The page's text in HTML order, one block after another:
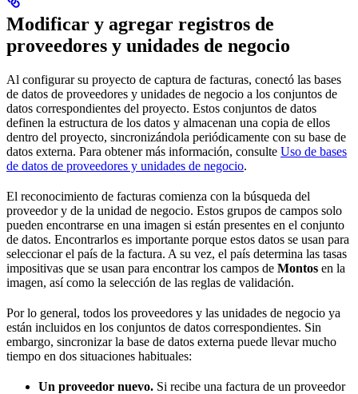
Modificar y agregar registros de
proveedores y unidades de negocio
Al configurar su proyecto de captura de facturas, conectó las bases
de datos de proveedores y unidades de negocio a los conjuntos de
datos correspondientes del proyecto. Estos conjuntos de datos
definen la estructura de los datos y almacenan una copia de ellos
dentro del proyecto, sincronizándola periódicamente con su base de
datos externa. Para obtener más información, consulte Uso de bases
de datos de proveedores y unidades de negocio.
El reconocimiento de facturas comienza con la búsqueda del
proveedor y de la unidad de negocio. Estos grupos de campos solo
pueden encontrarse en una imagen si están presentes en el conjunto
de datos. Encontrarlos es importante porque estos datos se usan para
seleccionar el país de la factura. A su vez, el país determina las tasas
impositivas que se usan para encontrar los campos de Montos en la
imagen, así como la selección de las reglas de validación.
Por lo general, todos los proveedores y las unidades de negocio ya
están incluidos en los conjuntos de datos correspondientes. Sin
embargo, sincronizar la base de datos externa puede llevar mucho
tiempo en dos situaciones habituales:
Un proveedor nuevo. Si recibe una factura de un proveedor